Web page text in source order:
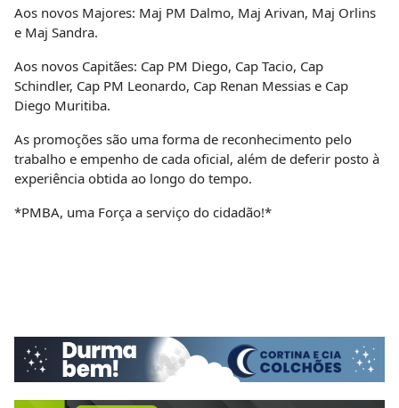
Aos novos Majores: Maj PM Dalmo, Maj Arivan, Maj Orlins
e Maj Sandra.
Aos novos Capitães: Cap PM Diego, Cap Tacio, Cap
Schindler, Cap PM Leonardo, Cap Renan Messias e Cap
Diego Muritiba.
As promoções são uma forma de reconhecimento pelo
trabalho e empenho de cada oficial, além de deferir posto à
experiência obtida ao longo do tempo.
*PMBA, uma Força a serviço do cidadão!*